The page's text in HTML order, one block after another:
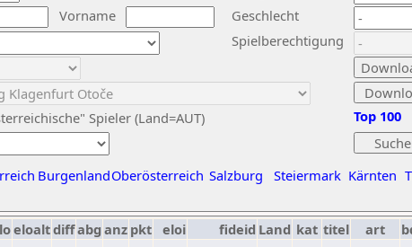
Vorname
Geschlecht
Spieler (Land=AUT)
Spielberechtigung
BurgenlandOberösterreich Salzburg Steiermark Kärnten
Top 100
eloaltdiffabg anz pkt eloi fideid Land kat titel art